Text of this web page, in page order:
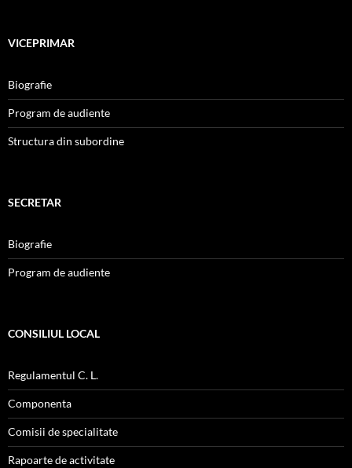
VICEPRIMAR
Biografie
Program de audiente
Structura din subordine
SECRETAR
Biografie
Program de audiente
CONSILIUL LOCAL
Regulamentul C. L.
Componenta
Comisii de specialitate
Rapoarte de activitate